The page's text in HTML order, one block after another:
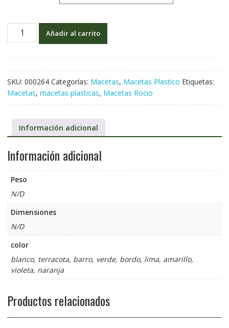
Añadir al carrito
SKU: 000264 Categorías: Macetas, Macetas Plastico Etiquetas:
Macetas, macetas plasticas, Macetas Rocio
Información adicional
Información adicional
Peso
N/D
Dimensiones
N/D
color
blanco, terracota, barro, verde, bordo, lima, amarillo,
violeta, naranja
Productos relacionados